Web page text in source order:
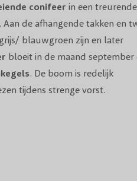
conifeer in een
de afhangende takken en
blauwgroen zijn en later
bloeit in de maand september
. De boom is redelijk
tijdens strenge vorst.